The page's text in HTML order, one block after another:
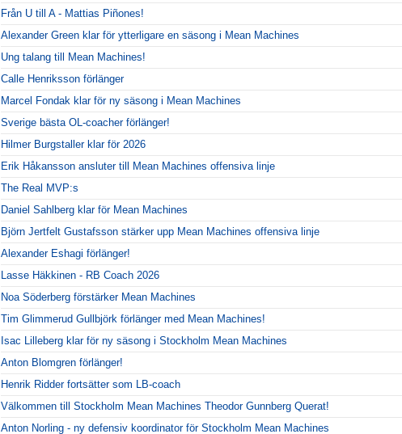
Från U till A - Mattias Piñones!
Alexander Green klar för ytterligare en säsong i Mean Machines
Ung talang till Mean Machines!
Calle Henriksson förlänger
Marcel Fondak klar för ny säsong i Mean Machines
Sverige bästa OL-coacher förlänger!
Hilmer Burgstaller klar för 2026
Erik Håkansson ansluter till Mean Machines offensiva linje
The Real MVP:s
Daniel Sahlberg klar för Mean Machines
Björn Jertfelt Gustafsson stärker upp Mean Machines offensiva linje
Alexander Eshagi förlänger!
Lasse Häkkinen - RB Coach 2026
Noa Söderberg förstärker Mean Machines
Tim Glimmerud Gullbjörk förlänger med Mean Machines!
Isac Lilleberg klar för ny säsong i Stockholm Mean Machines
Anton Blomgren förlänger!
Henrik Ridder fortsätter som LB-coach
Välkommen till Stockholm Mean Machines Theodor Gunnberg Querat!
Anton Norling - ny defensiv koordinator för Stockholm Mean Machines